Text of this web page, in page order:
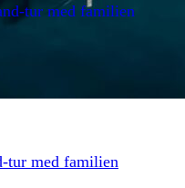
tur med familien